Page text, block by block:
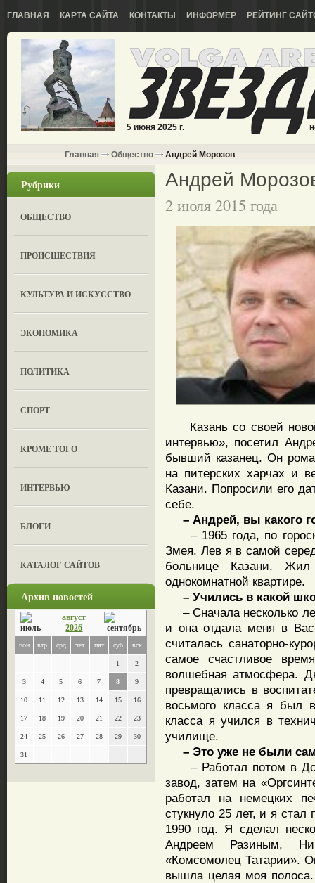
ГЛАВНАЯ КАРТА САЙТА КОНТАКТЫ ИНФОРМЕР РЕЙТИНГ
5 июня 2025 г.
Главная Общество Андрей Морозов
Рубрики
ОБЩЕСТВО
ПРОИСШЕСТВИЯ
КУЛЬТУРА И ИСКУССТВО
ЭКОНОМИКА
ПОЛИТИКА
СПОРТ
КРОМЕ ТОГО
ИНТЕРВЬЮ
БЛОГИ
КАТАЛОГ САЙТОВ
Архив новостей
август
2026
пон втр срд чет пят суб вск
1 2
3 4 5 6 7 8 9
10 11 12 13 14 15 16
17 18 19 20 21 22 23
24 25 26 27 28 29 30
31
Андрей
2 июля 2015 года
Казань со своей новой
интервью», посетил
бывший казанец. Он
на питерских харчах и
Казани. Попросили его
себе.
– Андрей, вы какого
– 1965 года, по
Змея. Лев я в самой
больнице Казани. Жил
однокомнатной квартире.
– Учились в какой
– Сначала несколько
и она отдала меня в
считалась санаторно-
самое счастливое
волшебная атмосфера.
превращались в
восьмого класса я был
класса я учился в
училище.
– Это уже не были
– Работал потом в
завод, затем на
работал на немецких
стукнуло 25 лет, и я
1990 год. Я сделал
Андреем Разиным,
«Комсомолец Татарии».
вышла целая моя